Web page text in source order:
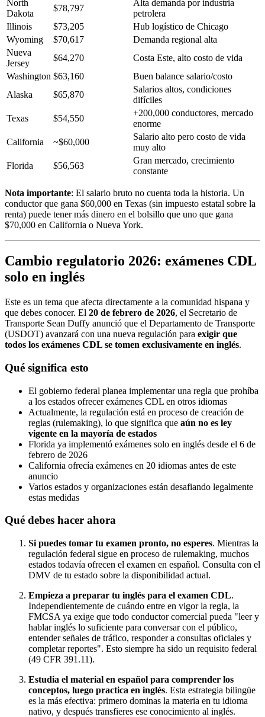
North
Dakota
$78,797
Alta demanda por industria
petrolera
Illinois
$73,205
Hub logístico de Chicago
Wyoming
$70,617
Demanda regional alta
Nueva
Jersey
$64,270
Costa Este, alto costo de vida
Washington $63,160
Buen balance salario/costo
Alaska
$65,870
Salarios altos, condiciones
difíciles
Texas
$54,550
+200,000 conductores, mercado
enorme
California
~$60,000
Salario alto pero costo de vida
muy alto
Florida
$56,563
Gran mercado, crecimiento
constante
Nota importante: El salario bruto no cuenta toda la historia. Un
conductor que gana $60,000 en Texas (sin impuesto estatal sobre la
renta) puede tener más dinero en el bolsillo que uno que gana
$70,000 en California o Nueva York.
Cambio regulatorio 2026: exámenes CDL
solo en inglés
Este es un tema que afecta directamente a la comunidad hispana y
que debes conocer. El 20 de febrero de 2026, el Secretario de
Transporte Sean Duffy anunció que el Departamento de Transporte
(USDOT) avanzará con una nueva regulación para exigir que
todos los exámenes CDL se tomen exclusivamente en inglés.
Qué significa esto
El gobierno federal planea implementar una regla que prohíba
a los estados ofrecer exámenes CDL en otros idiomas
Actualmente, la regulación está en proceso de creación de
reglas (rulemaking), lo que significa que aún no es ley
vigente en la mayoría de estados
Florida ya implementó exámenes solo en inglés desde el 6 de
febrero de 2026
California ofrecía exámenes en 20 idiomas antes de este
anuncio
Varios estados y organizaciones están desafiando legalmente
estas medidas
Qué debes hacer ahora
Si puedes tomar tu examen pronto, no esperes. Mientras la
regulación federal sigue en proceso de rulemaking, muchos
estados todavía ofrecen el examen en español. Consulta con el
DMV de tu estado sobre la disponibilidad actual.
Empieza a preparar tu inglés para el examen CDL.
Independientemente de cuándo entre en vigor la regla, la
FMCSA ya exige que todo conductor comercial pueda "leer y
hablar inglés lo suficiente para conversar con el público,
entender señales de tráfico, responder a consultas oficiales y
completar reportes". Esto siempre ha sido un requisito federal
(49 CFR 391.11).
Estudia el material en español para comprender los
conceptos, luego practica en inglés. Esta estrategia bilingüe
es la más efectiva: primero dominas la materia en tu idioma
nativo, y después transfieres ese conocimiento al inglés.